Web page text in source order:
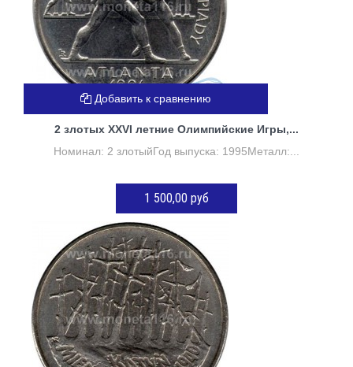
2 злотых XXVI летние Олимпийские Игры,...
Номинал: 2 злотыйГод выпуска: 1995Металл:...
1 500,00 руб
Нет в наличии
Добавить к сравнению